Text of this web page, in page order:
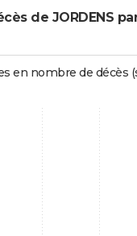
de JORDENS
en nombre de décès